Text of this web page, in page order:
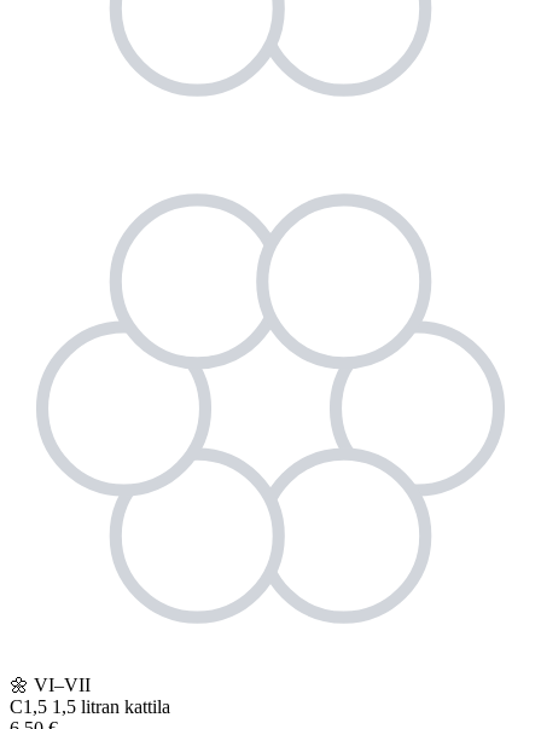
🌼 VI–VII
C1,5 1,5 litran kattila